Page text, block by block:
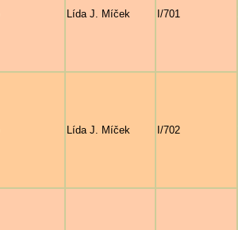
Lída J. Míček I/701
Lída J. Míček I/702